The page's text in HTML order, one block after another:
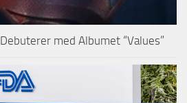
med Albumet “Values”